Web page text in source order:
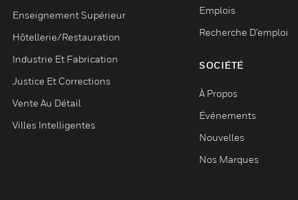
Enseignement Supérieur
Hôtellerie/Restauration
Industrie Et Fabrication
Justice Et Corrections
Vente Au Détail
Villes Intelligentes
Emplois
Recherche D'emploi
SOCIÉTÉ
À Propos
Événements
Nouvelles
Nos Marques